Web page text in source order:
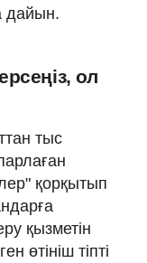
дайын.
ол
тыс
қорқытып
қызметін
өтініш тіпті